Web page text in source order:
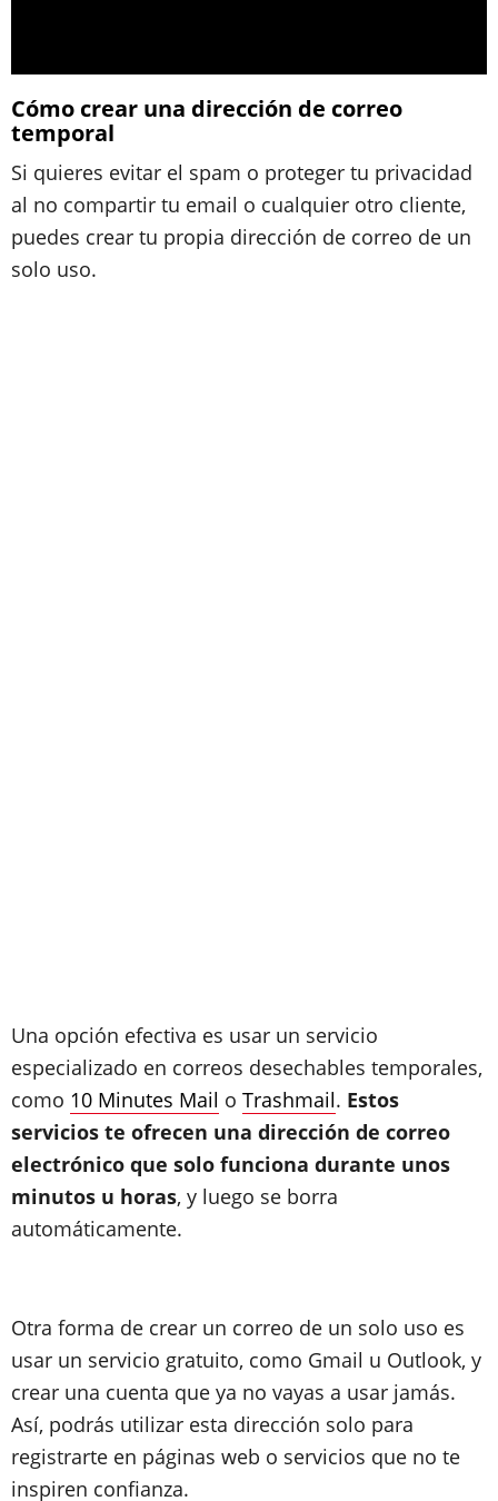
Cómo crear una dirección de correo
temporal
Si quieres evitar el spam o proteger tu privacidad
al no compartir tu email o cualquier otro cliente,
puedes crear tu propia dirección de correo de un
solo uso.
Una opción efectiva es usar un servicio
especializado en correos desechables temporales,
como 10 Minutes Mail o Trashmail. Estos
servicios te ofrecen una dirección de correo
electrónico que solo funciona durante unos
minutos u horas, y luego se borra
automáticamente.
Otra forma de crear un correo de un solo uso es
usar un servicio gratuito, como Gmail u Outlook, y
crear una cuenta que ya no vayas a usar jamás.
Así, podrás utilizar esta dirección solo para
registrarte en páginas web o servicios que no te
inspiren confianza.